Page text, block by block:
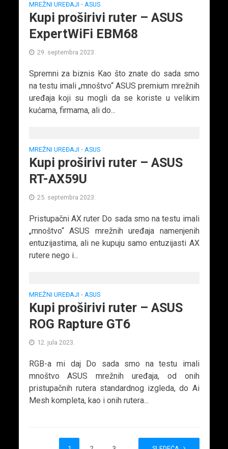
MREŽNI UREĐAJI • ASUS
Kupi proširivi ruter – ASUS
ExpertWiFi EBM68
29. septembra 2023.
Spremni za biznis Kao što znate do sada smo
na testu imali „mnoštvo“ ASUS premium mrežnih
uređaja koji su mogli da se koriste u velikim
kućama, firmama, ali do...
MREŽNI UREĐAJI • ASUS
Kupi proširivi ruter – ASUS
RT-AX59U
25. septembra 2023.
Pristupačni AX ruter Do sada smo na testu imali
„mnoštvo“ ASUS mrežnih uređaja namenjenih
entuzijastima, ali ne kupuju samo entuzijasti AX
rutere nego i...
MREŽNI UREĐAJI • ASUS
Kupi proširivi ruter – ASUS
ROG Rapture GT6
12. jula 2023.
RGB-a mi daj Do sada smo na testu imali
mnoštvo ASUS mrežnih uređaja, od onih
pristupačnih rutera standardnog izgleda, do Ai
Mesh kompleta, kao i onih rutera...